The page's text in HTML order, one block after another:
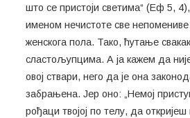
што се пристоји светима“ (Еф 5, 4),
именом нечистоте све
женскога пола. Тако, ћутање
сластољупцима. А ја кажем да
овој ствари, него да је она
забрањена. Јер оно: „Немој
рођаци твојој по телу, да